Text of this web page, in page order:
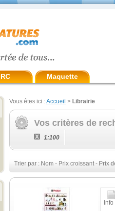
RC Maquette
Vous êtes ici :Accueil > Librairie
Vos critères de
1:100
Trier par : Nom - Prix croissant- Prix
info